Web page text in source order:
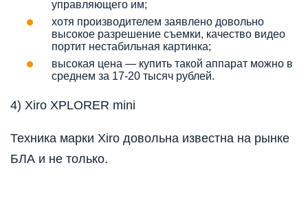
управляющего им;
хотя производителем заявлено довольно
высокое разрешение съемки, качество видео
портит нестабильная картинка;
высокая цена — купить такой аппарат можно в
среднем за 17-20 тысяч рублей.
4) Xiro XPLORER mini
Техника марки Xiro довольна известна на рынке
БЛА и не только.